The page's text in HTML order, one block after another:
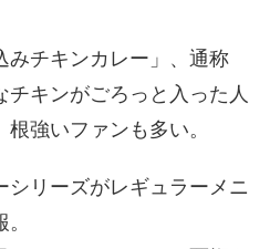
みチキンカレー」、通称
チキンがごろっと入った人
強いファンも多い。
シリーズがレギュラーメニ